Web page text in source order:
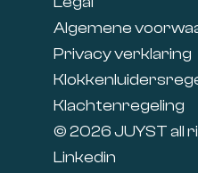
Algemene
Privacy verklaring
Klachtenregeling
© 2026 JUYST all
Linkedin